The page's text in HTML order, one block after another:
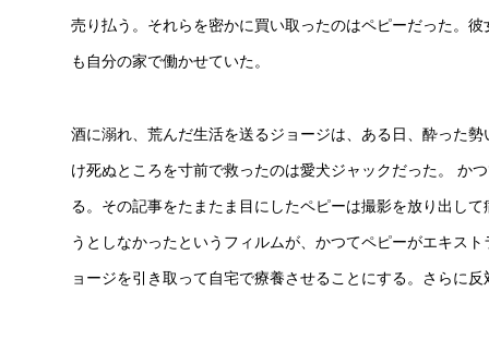
売り払う。それらを密かに買い取ったのはペピーだった。
も自分の家で働かせていた。
酒に溺れ、荒んだ生活を送るジョージは、ある日、酔った
け死ぬところを寸前で救ったのは愛犬ジャックだった。 か
る。その記事をたまたま目にしたペピーは撮影を放り出し
うとしなかったというフィルムが、かつてペピーがエキス
ョージを引き取って自宅で療養させることにする。さらに